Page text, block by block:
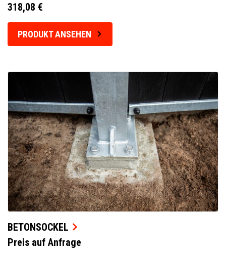
318,08 €
PRODUKT ANSEHEN
BETONSOCKEL
Preis auf Anfrage